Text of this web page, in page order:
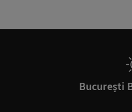
București